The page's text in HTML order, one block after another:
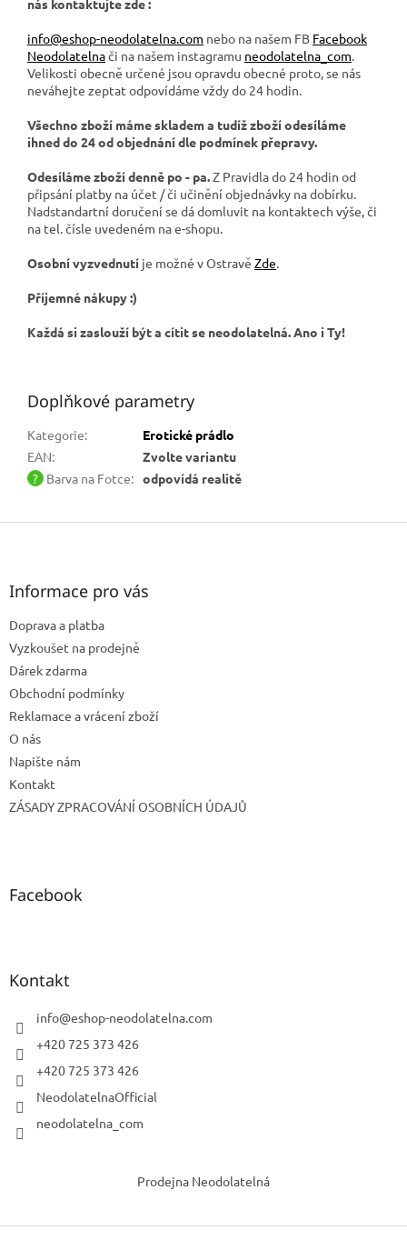
nás kontaktujte zde :
info@eshop-neodolatelna.com nebo na našem FB Facebook
Neodolatelnači na našem instagramu neodolatelna_com.
Velikosti obecně určené jsou opravdu obecné proto, se nás
neváhejte zeptat odpovídáme vždy do 24 hodin.
Všechno zboží máme skladem a tudíž zboží odesíláme
ihned do 24 od objednání dle podmínek přepravy.
Odesíláme zboží denně po - pa.Z Pravidla do 24 hodin od
připsání platby na účet / či učinění objednávky na dobírku.
Nadstandartní doručení se dá domluvit na kontaktech výše, či
na tel. čísle uvedeném na e-shopu.
Osobní vyzvednutí je možné v Ostravě Zde.
Příjemné nákupy :)
Každá si zaslouží být a cítit se neodolatelná. Ano i Ty!
Doplňkové parametry
Kategorie:
Erotické prádlo
EAN:
Zvolte variantu
? Barva na Fotce: odpovídá realitě
Z
Informace pro vás
Doprava a platba
Vyzkoušet na prodejně
Dárek zdarma
Obchodní podmínky
Reklamace a vrácení zboží
O nás
Napište nám
Kontakt
ZÁSADY ZPRACOVÁNÍ OSOBNÍCH ÚDAJŮ
Facebook
Kontakt
info@eshop-neodolatelna.com
+420 725 373 426
+420 725 373 426
NeodolatelnaOfficial
neodolatelna_com
Prodejna Neodolatelná